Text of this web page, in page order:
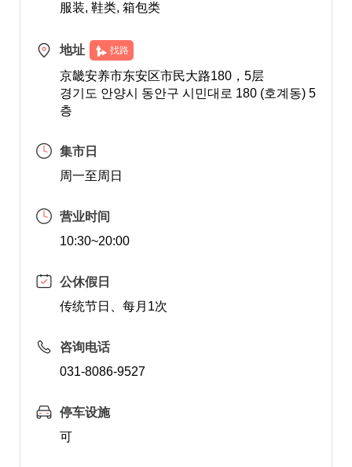
服装, 鞋类, 箱包类
地址 找路
京畿安养市东安区市民大路180，5层
경기도 안양시 동안구 시민대로 180 (호계동) 5
층
集市日
周一至周日
营业时间
10:30~20:00
公休假日
传统节日、每月1次
咨询电话
031-8086-9527
停车设施
可